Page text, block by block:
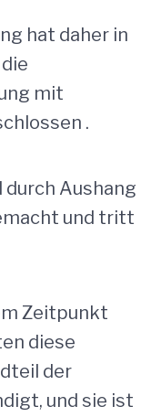
hat daher in
mit
.
durch Aushang
und tritt
Zeitpunkt
diese
der
und sie ist